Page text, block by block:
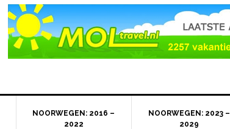
NOORWEGEN: 2016 –
2022
NOORWEGEN: 2023 –
2029